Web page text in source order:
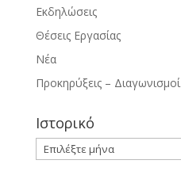
Εκδηλώσεις
Θέσεις Εργασίας
Νέα
Προκηρύξεις – Διαγωνισμοί
Ιστορικό
Ιστορικό